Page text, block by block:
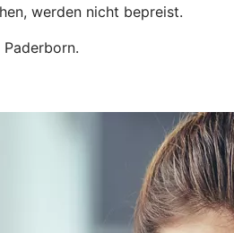
werden nicht bepreist.